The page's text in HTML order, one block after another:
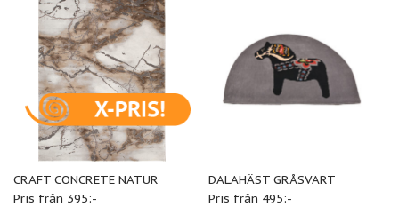
CRAFT CONCRETE NATUR
Pris från 395:-
DALAHÄST GRÅSVART
Pris från 495:-